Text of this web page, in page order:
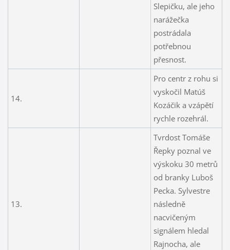
Slepičku, ale jeho
narážečka
postrádala
potřebnou
přesnost.
14.
Pro centr z rohu si
vyskočil Matúš
Kozáčik a vzápětí
rychle rozehrál.
13.
Tvrdost Tomáše
Řepky poznal ve
výskoku 30 metrů
od branky Luboš
Pecka. Sylvestre
následně
nacvičeným
signálem hledal
Rajnocha, ale